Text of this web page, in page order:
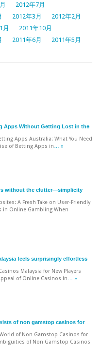
2012年7月
2012年3月
2012年2月
月
2011年10月
2011年6月 2011年5月
Apps Without Getting Lost in the
Apps Australia: What You Need
of Betting Apps in … »
without the clutter—simplicity
A Fresh Take on User-Friendly
in Online Gambling When
feels surprisingly effortless
Malaysia for New Players
of Online Casinos in … »
of non gamstop casinos for
of Non Gamstop Casinos for
of Non Gamstop Casinos